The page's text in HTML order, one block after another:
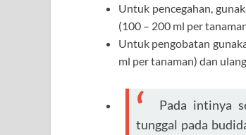
Untuk pencegahan,
(100 – 200 ml per
Untuk pengobatan
ml per tanaman) dan
Pada intinya
tunggal pada